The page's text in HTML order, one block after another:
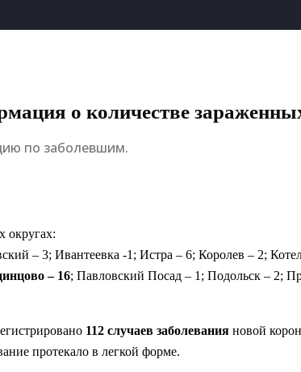
о количестве
по заболевшим.
округах:
– 3; Ивантеевка -1; Истра – 6; Королев – 2;
– 16; Павловский Посад – 1; Подольск – 2;
112 случаев заболевания новой
протекало в легкой форме.